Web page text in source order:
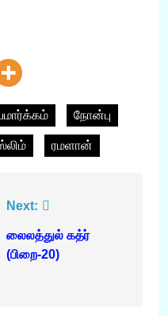
நோன்பு
ரமளான்
Next:
லைலத்துல் கத்ர்
(பிறை-20)